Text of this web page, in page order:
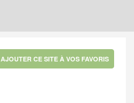
AJOUTER CE SITE À VOS FAVORIS